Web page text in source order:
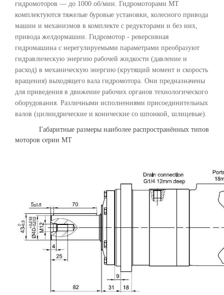
гидромоторов — до 1000 об/мин. Гидромоторами MT
комплектуются тяжелые буровые установки, колесного привода
машин и механизмов в комплекте с редукторами и без них,
привода желдормашин. Гидромотор - реверсивная
гидромашина с нерегулируемыми параметрами преобразуют
гидравлическую энергию рабочей жидкости (давление и
расход) в механическую энергию (крутящий момент и скорость
вращения) выходящего вала гидромотора. Они предназначены
для приведения в движение рабочих органов технологического
оборудования. Различными исполнениями присоединительных
валов (цилиндрические и конические со шпонкой, шлицевые).
Габаритные размеры наиболее распространённых типов
моторов серии MТ